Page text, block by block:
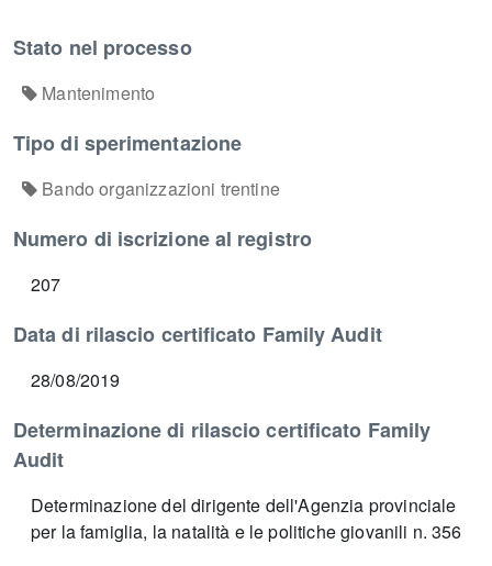
Stato nel processo
Mantenimento
Tipo di sperimentazione
Bando organizzazioni trentine
Numero di iscrizione al registro
207
Data di rilascio certificato Family Audit
28/08/2019
Determinazione di rilascio certificato Family
Audit
Determinazione del dirigente dell'Agenzia provinciale
per la famiglia, la natalità e le politiche giovanili n. 356